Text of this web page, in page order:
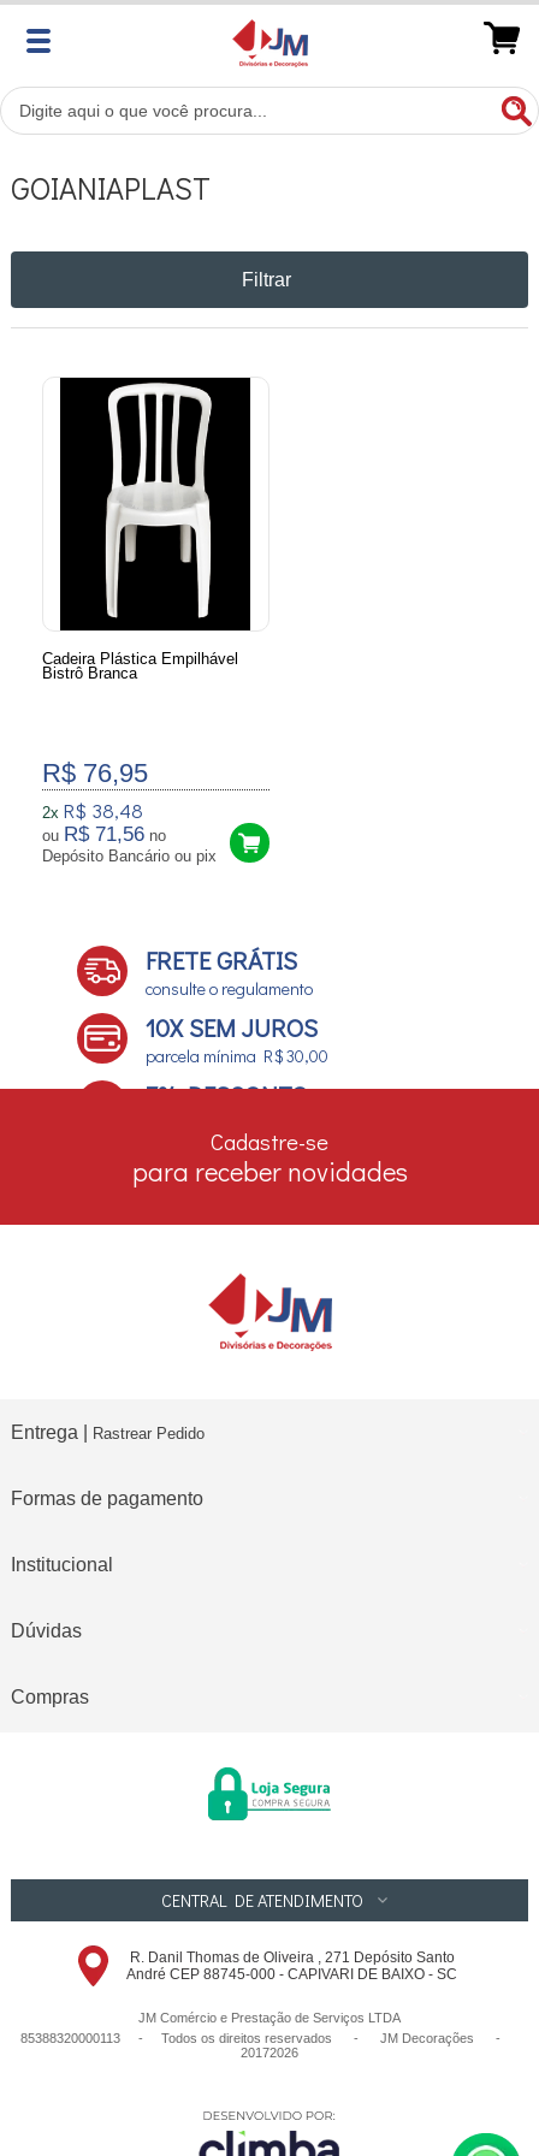
GOIANIAPLAST
Filtrar
Cadeira Plástica Empilhável
Bistrô Branca
R$ 76,95
2x R$ 38,48
ou R$ 71,56 no
Depósito Bancário ou pix
FRETE GRÁTIS
consulte o regulamento
10X SEM JUROS
parcela mínima R$ 30,00
7% DESCONTO
Cadastre-se
para receber novidades
Entrega | Rastrear Pedido
Formas de pagamento
Institucional
Dúvidas
Compras
CENTRAL DE ATENDIMENTO
R. Danil Thomas de Oliveira , 271 Depósito Santo
André CEP 88745-000 - CAPIVARI DE BAIXO - SC
JM Comércio e Prestação de Serviços LTDA
85388320000113 - Todos os direitos reservados
- JM Decorações
-
20172026